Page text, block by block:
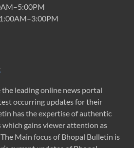
leading online news portal
occurring updates for their
has the expertise of authentic
gains viewer attention as
Main focus of Bhopal Bulletin is